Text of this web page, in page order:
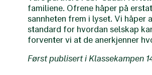
familiene. Ofrene håper på
sannheten frem i lyset. Vi håper
standard for hvordan selskap
forventer vi at de anerkjenner
Først publisert i Klassekampen